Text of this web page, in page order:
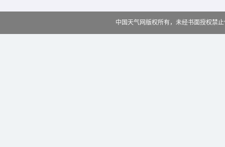
中国天气网版权所有，未经书面授权